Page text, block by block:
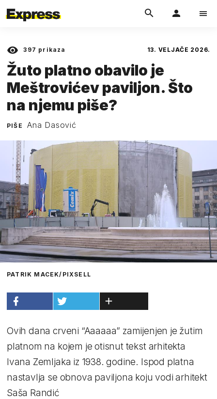
397 prikaza 13. VELJAČE 2026.
Žuto platno obavilo je
Meštrovićev paviljon. Što
na njemu piše?
PIŠE Ana Dasović
PATRIK MACEK/PIXSELL
Ovih dana crveni “Aaaaaa” zamijenjen je žutim
platnom na kojem je otisnut tekst arhitekta
Ivana Zemljaka iz 1938. godine. Ispod platna
nastavlja se obnova paviljona koju vodi arhitekt
Saša Randić